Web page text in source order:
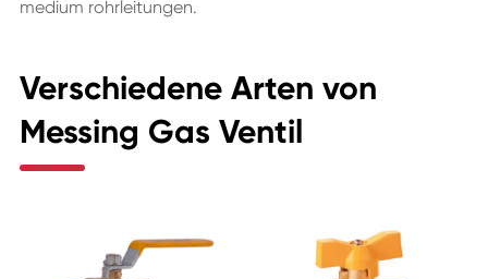
medium rohrleitungen.
Verschiedene Arten von
Messing Gas Ventil